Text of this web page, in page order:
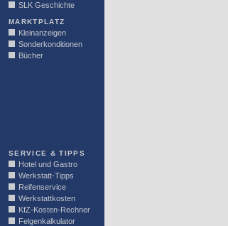
SLK Geschichte
MARKTPLATZ
Kleinanzeigen
Sonderkonditionen
Bücher
SERVICE & TIPPS
Hotel und Gastro
Werkstatt-Tipps
Reifenservice
Werkstattkosten
KfZ-Kosten-Rechner
Felgenkalkulator